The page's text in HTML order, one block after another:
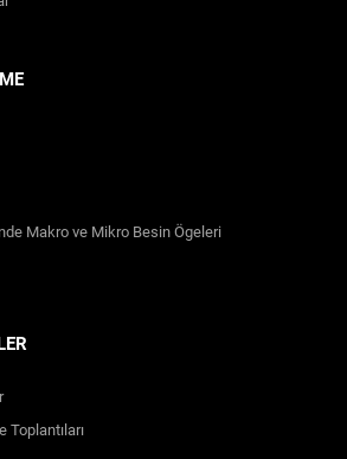
Makro ve Mikro Besin Ögeleri
Toplantıları